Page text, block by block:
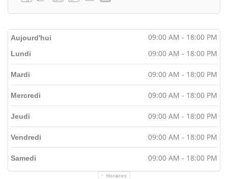
Aujourd'hui 09:00 AM - 18:00 PM
Horaires
Lundi 09:00 AM - 18:00 PM
Mardi 09:00 AM - 18:00 PM
Mercredi 09:00 AM - 18:00 PM
Jeudi 09:00 AM - 18:00 PM
Vendredi 09:00 AM - 18:00 PM
Samedi 09:00 AM - 18:00 PM